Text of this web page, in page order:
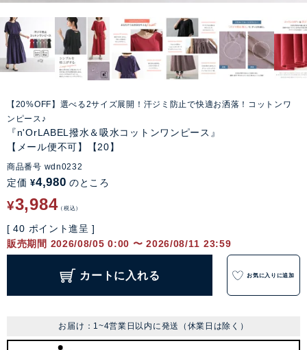
【20%OFF】選べる2サイズ展開！汗ジミ防止で快適お洒落！コットンワ
ンピース♪
『n'OrLABEL撥水＆吸水コットンワンピース』
【メール便不可】【20】
商品番号 wdn0232
定価 ¥4,980 のところ
¥3,984 税込
[ 40 ポイント進呈 ]
販売期間 2026/08/05 0:00 〜 2026/08/11 23:59
カートに入れる お気に入りに追加
お届け：1~4営業日以内に発送（休業日は除く）